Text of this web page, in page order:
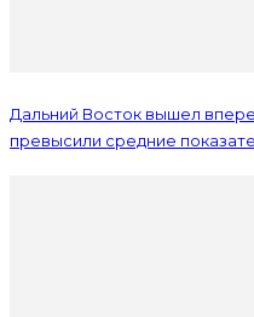
Дальний Восток вышел
превысили средние